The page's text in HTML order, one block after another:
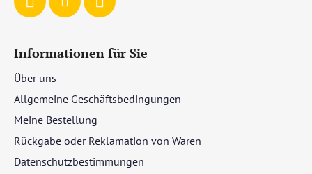
Informationen für Sie
Über uns
Allgemeine Geschäftsbedingungen
Meine Bestellung
Rückgabe oder Reklamation von Waren
Datenschutzbestimmungen